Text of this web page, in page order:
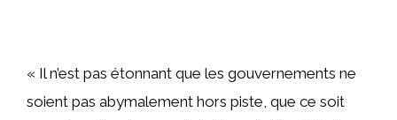
« Il n’est pas étonnant que les gouvernements ne
soient pas abymalement hors piste, que ce soit